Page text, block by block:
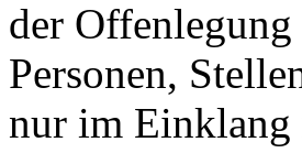
der
Personen,
nur im Einklang